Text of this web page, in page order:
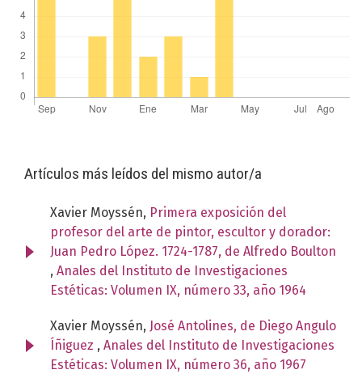
Artículos más leídos del mismo autor/a
Xavier Moyssén, Primera exposición del
profesor del arte de pintor, escultor y dorador:
Juan Pedro López. 1724-1787, de Alfredo Boulton
, Anales del Instituto de Investigaciones
Estéticas: Volumen IX, número 33, año 1964
Xavier Moyssén, José Antolines, de Diego Angulo
Íñiguez , Anales del Instituto de Investigaciones
Estéticas: Volumen IX, número 36, año 1967